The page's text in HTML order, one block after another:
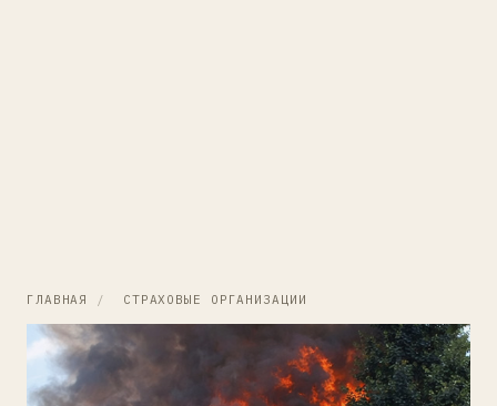
ГЛАВНАЯ / СТРАХОВЫЕ ОРГАНИЗАЦИИ